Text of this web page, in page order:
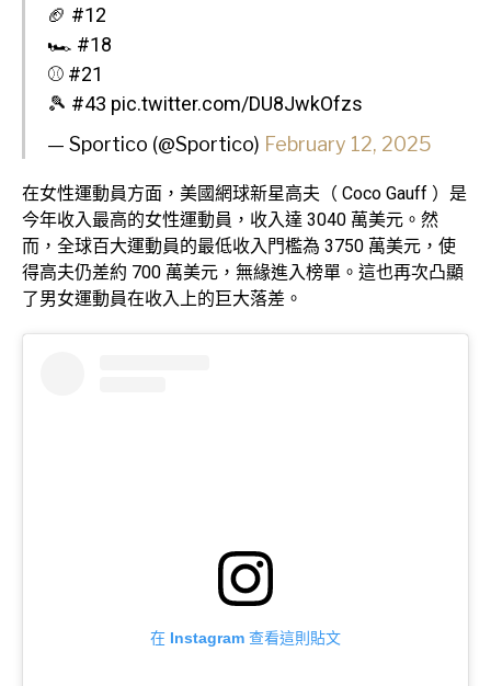
🏈 #12
🏎️ #18
⚾️ #21
🎾 #43 pic.twitter.com/DU8JwkOfzs
— Sportico (@Sportico) February 12, 2025
在女性運動員方面，美國網球新星高夫（ Coco Gauff ）是
今年收入最高的女性運動員，收入達 3040 萬美元。然
而，全球百大運動員的最低收入門檻為 3750 萬美元，使
得高夫仍差約 700 萬美元，無緣進入榜單。這也再次凸顯
了男女運動員在收入上的巨大落差。
在 Instagram 查看這則貼文